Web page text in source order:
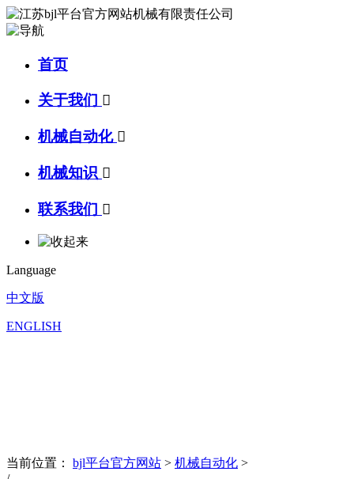
首页
关于我们 
机械自动化 
机械知识 
联系我们 
Language
中文版
ENGLISH
当前位置： bjl平台官方网站 > 机械自动化 >